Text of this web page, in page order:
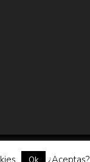
Romance
¿Aceptas?